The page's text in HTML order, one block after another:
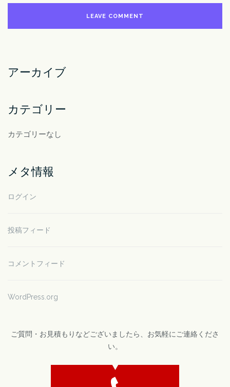
アーカイブ
カテゴリー
カテゴリーなし
メタ情報
ログイン
投稿フィード
コメントフィード
WordPress.org
ご質問・お見積もりなどございましたら、お気軽にご連絡くださ
い。